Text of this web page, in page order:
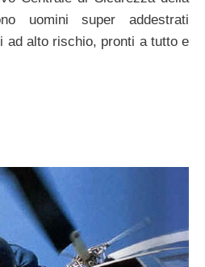
uomini super addestrati
ad alto rischio, pronti a tutto e